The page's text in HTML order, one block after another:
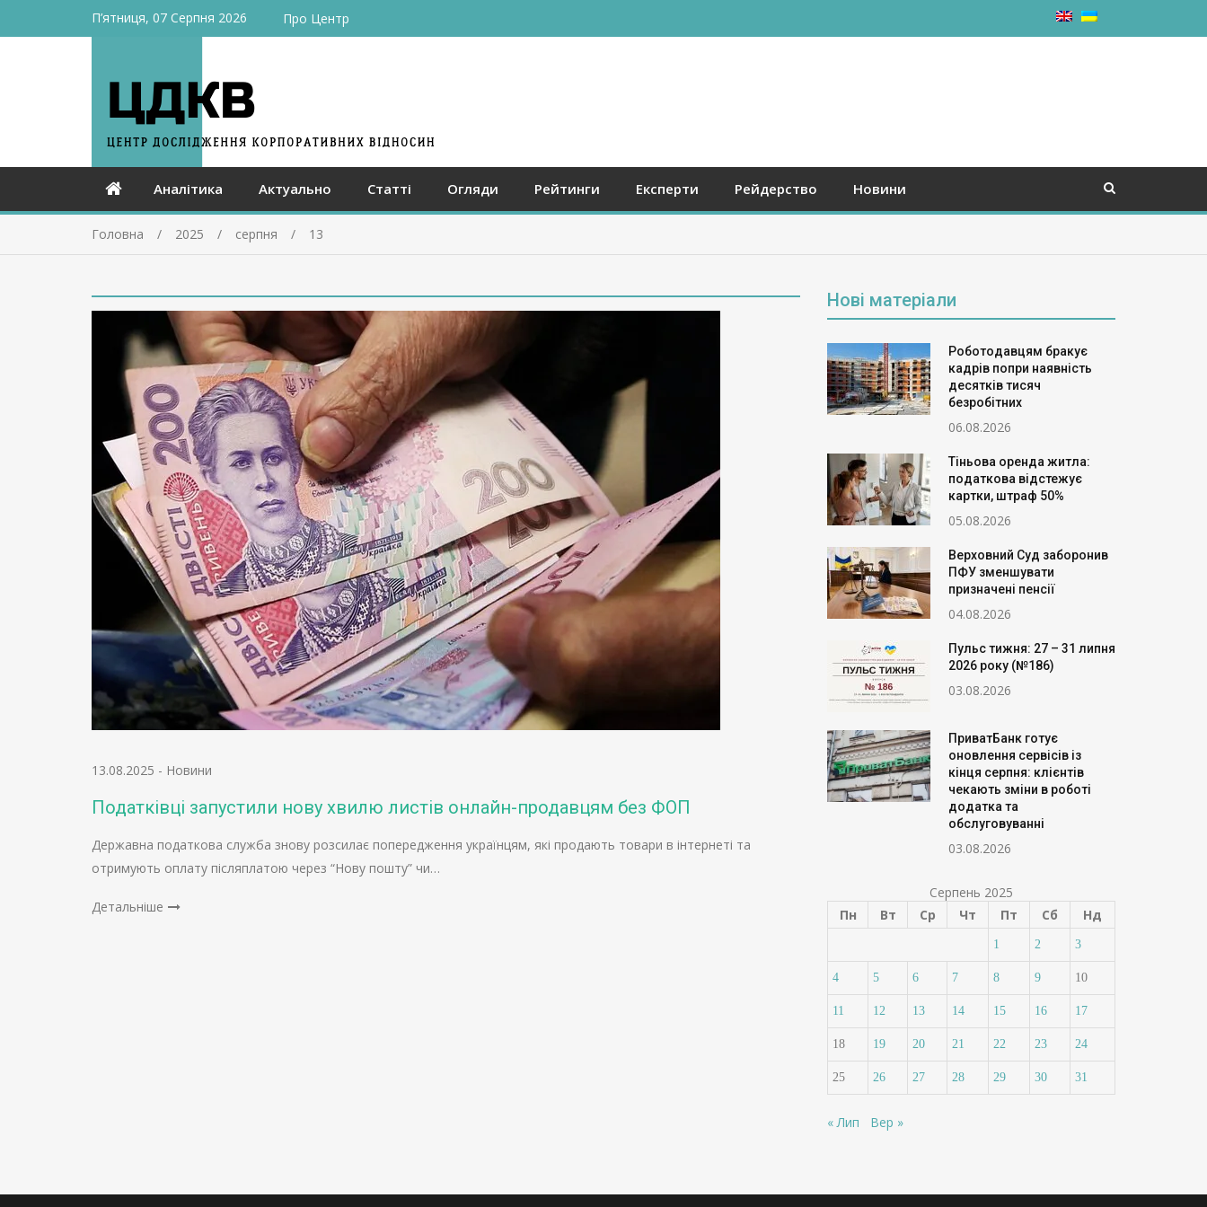
П’ятниця, 07 Серпня 2026 Про Центр
Аналітика Актуально Статті Огляди Рейтинги Експерти Рейдерство Новини
Головна 2025 серпня 13
13.08.2025 - Новини
Податківці запустили нову хвилю листів онлайн-продавцям без ФОП
Державна податкова служба знову розсилає попередження українцям, які продають товари в інтернеті та
отримують оплату післяплатою через “Нову пошту” чи…
Детальніше
Нові матеріали
Роботодавцям бракує
кадрів попри наявність
десятків тисяч
безробітних
06.08.2026
Тіньова оренда житла:
податкова відстежує
картки, штраф 50%
05.08.2026
Верховний Суд заборонив
ПФУ зменшувати
призначені пенсії
04.08.2026
Пульс тижня: 27 – 31 липня
2026 року (№186)
03.08.2026
ПриватБанк готує
оновлення сервісів із
кінця серпня: клієнтів
чекають зміни в роботі
додатка та
обслуговуванні
03.08.2026
Серпень 2025
Пн
Вт Ср Чт Пт Сб Нд
1 2 3
4 5 6 7 8 9 10
11 12 13 14 15 16 17
18 19 20 21 22 23 24
25 26 27 28 29 30 31
« Лип Вер »